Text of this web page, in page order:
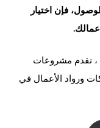
فإن اختيار
، نقدم مشروعات
ورواد الأعمال في